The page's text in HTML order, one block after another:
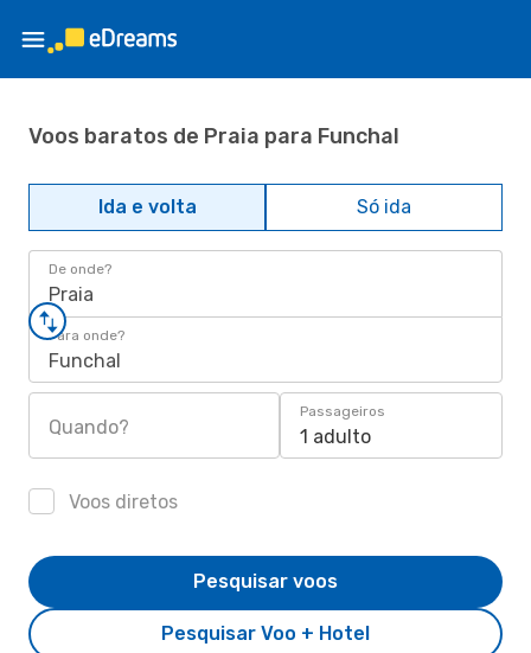
Voos baratos de Praia para Funchal
Ida e volta Só ida
De onde?
Praia
Para onde?
Funchal
Quando?
Passageiros
1 adulto
Voos diretos
Pesquisar Voo + Hotel
Pesquisar voos